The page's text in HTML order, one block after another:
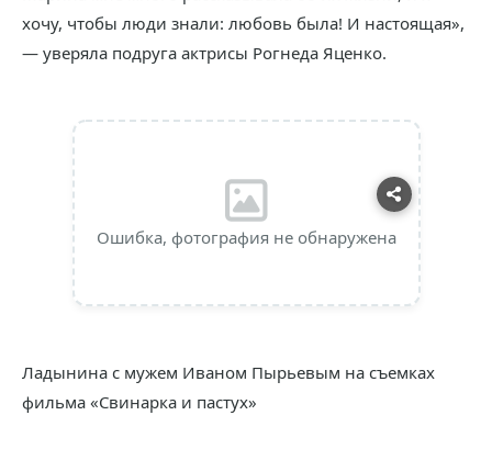
хочу, чтобы люди знали: любовь была! И настоящая»,
— уверяла подруга актрисы Рогнеда Яценко.
Ошибка, фотография не обнаружена
Ладынина с мужем Иваном Пырьевым на съемках
фильма «Свинарка и пастух»